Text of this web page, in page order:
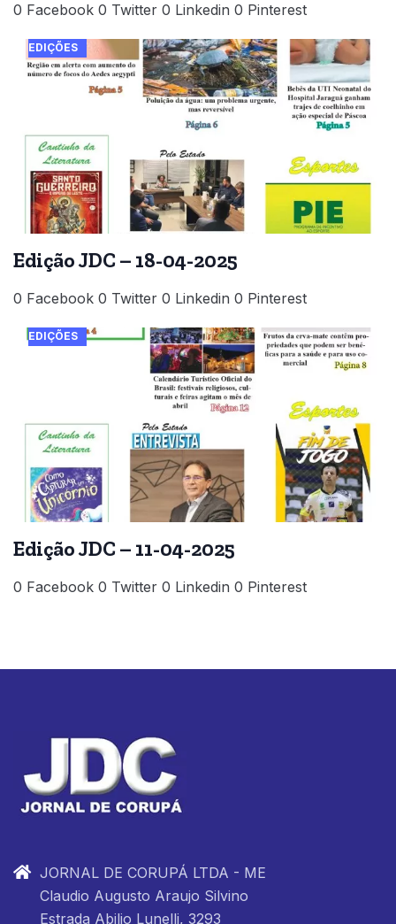
0 Facebook 0 Twitter 0 Linkedin 0 Pinterest
EDIÇÕES
Edição JDC – 18-04-2025
0 Facebook 0 Twitter 0 Linkedin 0 Pinterest
EDIÇÕES
Edição JDC – 11-04-2025
0 Facebook 0 Twitter 0 Linkedin 0 Pinterest
JORNAL DE CORUPÁ LTDA - ME
Claudio Augusto Araujo Silvino
Estrada Abilio Lunelli, 3293